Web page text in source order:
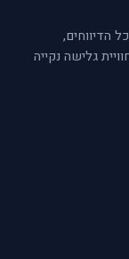
הדיווחים,
גלישה נקייה